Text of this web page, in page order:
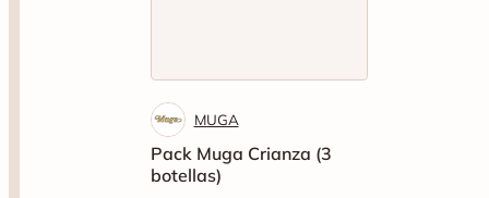
MUGA
Pack Muga Crianza (3
botellas)